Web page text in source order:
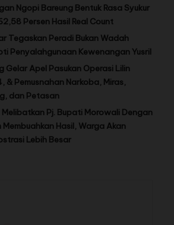
Ngopi Bareung Bentuk Rasa Syukur
Persen Hasil Real Count
Tegaskan Peradi Bukan Wadah
Penyalahgunaan Kewenangan Yusril
Gelar Apel Pasukan Operasi Lilin
& Pemusnahan Narkoba, Miras,
dan Petasan
Melibatkan Pj. Bupati Morowali Dengan
Membuahkan Hasil, Warga Akan
Lebih Besar